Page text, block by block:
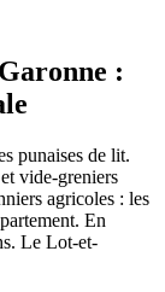
:
punaises de lit.
vide-greniers
agricoles : les
En
Le Lot-et-